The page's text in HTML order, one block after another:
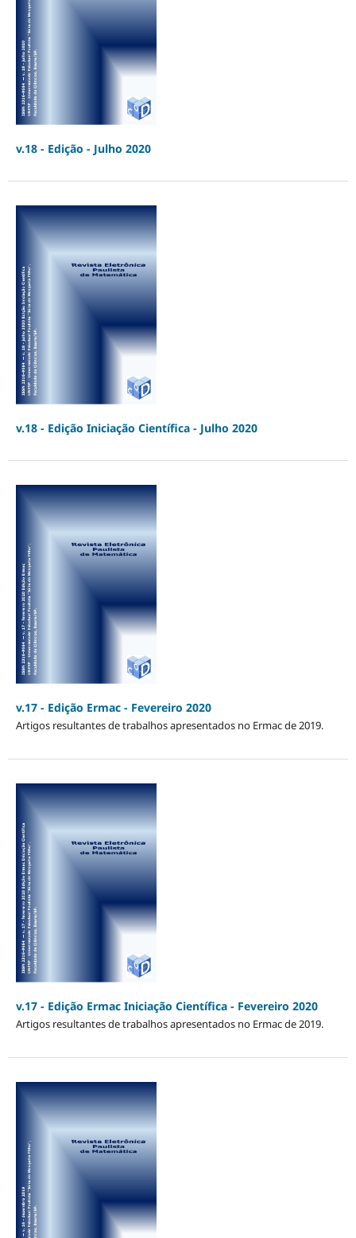
v.18 - Edição - Julho 2020
v.18 - Edição Iniciação Científica - Julho 2020
v.17 - Edição Ermac - Fevereiro 2020
Artigos resultantes de trabalhos apresentados no Ermac de 2019.
v.17 - Edição Ermac Iniciação Científica - Fevereiro 2020
Artigos resultantes de trabalhos apresentados no Ermac de 2019.